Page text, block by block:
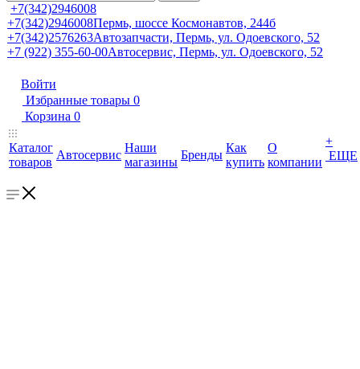
+7(342)2946008
+7(342)2946008Пермь, шоссе Космонавтов, 244б
+7(342)2576263Автозапчасти, Пермь, ул. Одоевского, 52
+7 (922) 355-60-00Автосервис, Пермь, ул. Одоевского, 52
Войти
Избранные товары 0
Корзина 0
Каталог
товаров
Автосервис
Наши
магазины
Бренды
Как
купить
О
компании
+
ЕЩЕ